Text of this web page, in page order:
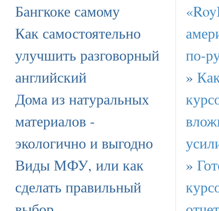
Бангкоке самому
Как самостоятельно
улучшить разговорный
английский
Дома из натуральных
материалов -
экологично и выгодно
Виды МФУ, или как
сделать правильный
по-
»
»